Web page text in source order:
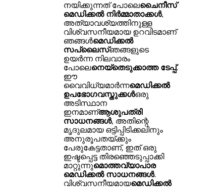
നയിക്കുന്നത് പോലെചൈനീസ്
മെഡിക്കൽ നിർമ്മാതാക്കൾ,
അത്യാവശ്യത്തിനുള്ള
വിശ്വസനീയമായ ഉറവിടമാണ്
ഞങ്ങൾമെഡിക്കൽ
സപ്ലൈസ്ഞങ്ങളുടെ
ഉയർന്ന നിലവാരം
പോലെനെയ്തെടുക്കാത്ത ടേപ്പ്.
ഈ
വൈവിധ്യമാർന്നമെഡിക്കൽ
ഉപഭോഗവസ്തുക്കൾഒരു
അടിസ്ഥാന
ഇനമാണ്ആശുപത്രി
സാധനങ്ങൾ, അതിന്റെ
മൃദുലമായ ഒട്ടിപ്പിടിക്കലിനും
അനുരൂപതയ്ക്കും
പേരുകേട്ടതാണ്, ഇത് ഒരു
ഇഷ്ടപ്പെട്ട തിരഞ്ഞെടുപ്പാക്കി
മാറ്റുന്നുമൊത്തവ്യാപാര
മെഡിക്കൽ സാധനങ്ങൾ.
വിശ്വസനീയമായമെഡിക്കൽ